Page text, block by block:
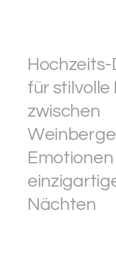
Hochzeits-
für stilvolle
zwischen
Emotionen
Nächten